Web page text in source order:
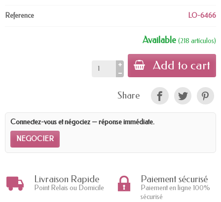
Reference LO-6466
Available (218 artículos)
Add to cart
Share
Connectez-vous et négociez — réponse immédiate.
NEGOCIER
Livraison Rapide
Point Relais ou Domicile
Paiement sécurisé
Paiement en ligne 100%
sécurisé